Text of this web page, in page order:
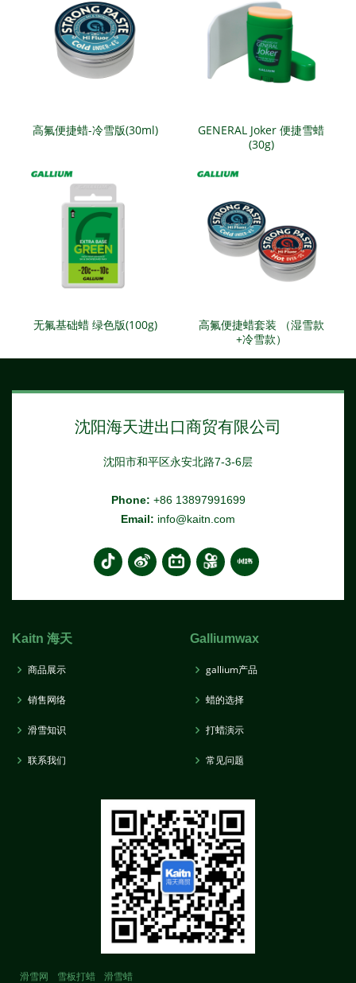
高氟便捷蜡-冷雪版(30ml)
GENERAL Joker 便捷雪蜡
(30g)
无氟基础蜡 绿色版(100g)
高氟便捷蜡套装 （湿雪款
+冷雪款）
沈阳海天进出口商贸有限公司
沈阳市和平区永安北路7-3-6层
Phone: +86 13897991699
Email: info@kaitn.com
Kaitn 海天
商品展示
销售网络
滑雪知识
联系我们
Galliumwax
gallium产品
蜡的选择
打蜡演示
常见问题
滑雪网 雪板打蜡 滑雪蜡